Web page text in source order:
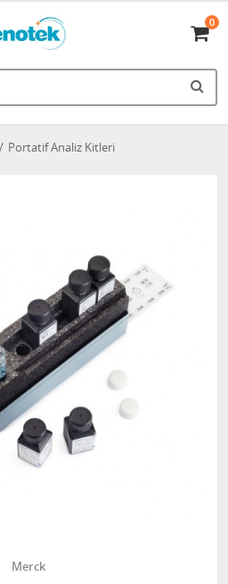
0
Portatif Analiz Kitleri
Merck